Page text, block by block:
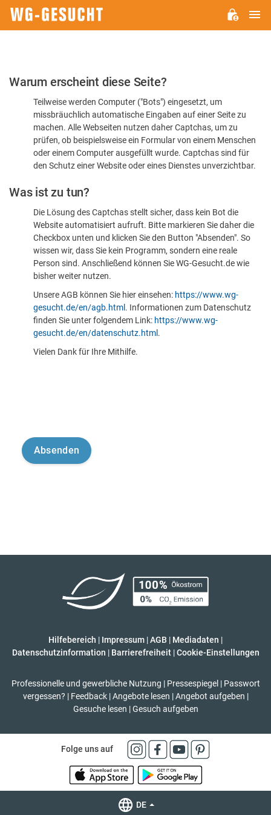
Bitte
dass
sind
Warum erscheint diese Seite?
Teilweise werden Computer ("Bots") eingesetzt, um
missbräuchlich automatische Eingaben auf einer Seite zu
machen. Alle Webseiten nutzen daher Captchas, um zu
prüfen, ob beispielsweise ein Formular von einem Menschen
oder einem Computer ausgefüllt wurde. Captchas sind für
den Schutz einer Website oder eines Dienstes unverzichtbar.
Was ist zu tun?
Die Lösung des Captchas stellt sicher, dass kein Bot die
Website automatisiert aufruft. Bitte markieren Sie daher die
Checkbox unten und klicken Sie den Button "Absenden". So
wissen wir, dass Sie kein Programm, sondern eine reale
Person sind. Anschließend können Sie WG-Gesucht.de wie
bisher weiter nutzen.
Unsere AGB können Sie hier einsehen: https://www.wg-
gesucht.de/en/agb.html . Informationen zum Datenschutz
finden Sie unter folgendem Link: https://www.wg-
gesucht.de/en/datenschutz.html .
Vielen Dank für Ihre Mithilfe.
Hilfebereich | Impressum |AGB | Mediadaten |
Datenschutzinformation | Barrierefreiheit | Cookie-Einstellungen
Professionelle und gewerbliche Nutzung | Pressespiegel | Passwort
vergessen? | Feedback | Angebote lesen | Angebot aufgeben |
Gesuche lesen | Gesuch aufgeben
Folge uns auf
DE